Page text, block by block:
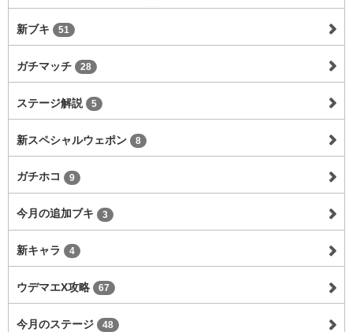
新ブキ 51
ガチマッチ 28
ステージ解説 5
新スペシャルウェポン 8
ガチホコ 9
今月の追加ブキ 3
新キャラ 4
ウデマエX攻略 67
今月のステージ 48